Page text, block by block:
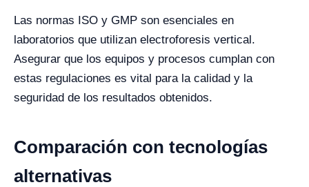
Las normas ISO y GMP son esenciales en
laboratorios que utilizan electroforesis vertical.
Asegurar que los equipos y procesos cumplan con
estas regulaciones es vital para la calidad y la
seguridad de los resultados obtenidos.
Comparación con tecnologías
alternativas